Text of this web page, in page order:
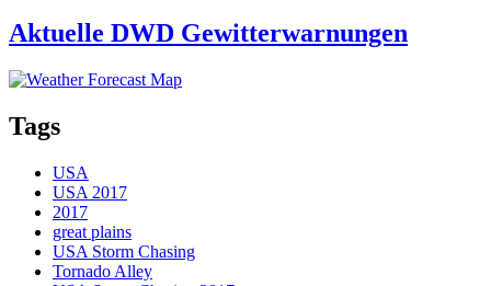
Aktuelle DWD Gewitterwarnungen
Tags
USA
USA 2017
2017
great plains
USA Storm Chasing
Tornado Alley